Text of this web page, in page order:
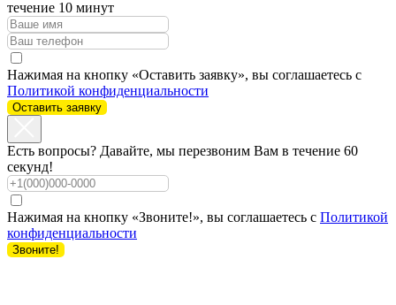
течение 10 минут
Нажимая на кнопку «Оставить заявку», вы соглашаетесь с
Политикой конфиденциальности
Оставить заявку
Есть вопросы? Давайте, мы перезвоним Вам в течение 60
секунд!
Нажимая на кнопку «Звоните!», вы соглашаетесь с Политикой
конфиденциальности
Звоните!